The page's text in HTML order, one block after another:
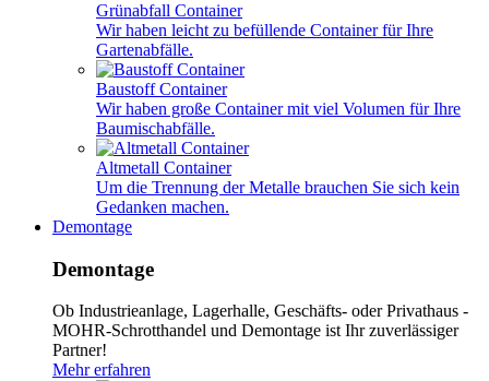
Grünabfall Container
Wir haben leicht zu befüllende Container für Ihre
Gartenabfälle.
Baustoff Container
Wir haben große Container mit viel Volumen für Ihre
Baumischabfälle.
Altmetall Container
Um die Trennung der Metalle brauchen Sie sich kein
Gedanken machen.
Demontage
Demontage
Ob Industrieanlage, Lagerhalle, Geschäfts- oder Privathaus -
MOHR-Schrotthandel und Demontage ist Ihr zuverlässiger
Partner!
Mehr erfahren